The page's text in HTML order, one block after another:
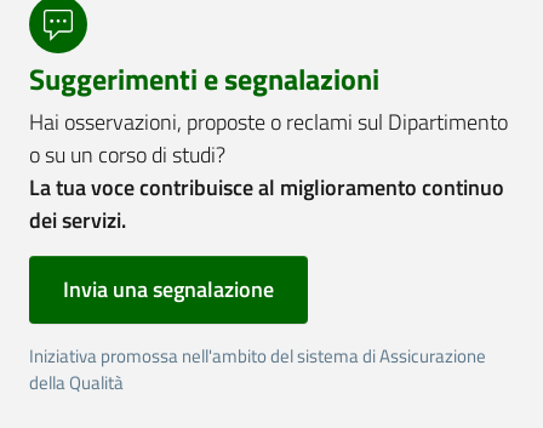
Suggerimenti e segnalazioni
Hai osservazioni, proposte o reclami sul Dipartimento
o su un corso di studi?
La tua voce contribuisce al miglioramento continuo
dei servizi.
Invia una segnalazione
Iniziativa promossa nell'ambito del sistema di Assicurazione
della Qualità